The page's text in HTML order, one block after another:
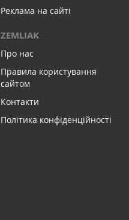
Реклама на сайті
ZEMLIAK
Про нас
Правила користування
сайтом
Контакти
Політика конфіденційності